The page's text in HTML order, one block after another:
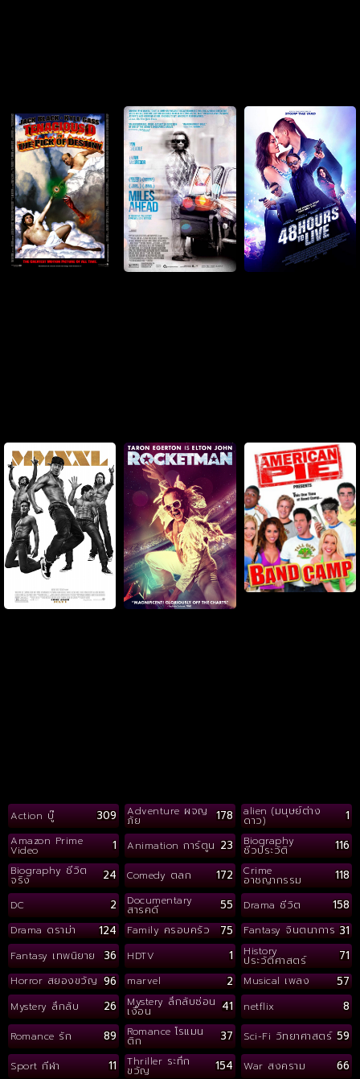
Action บู๊ 309 Adventure ผจญ
ภัย 178 alien (มนุษย์ต่าง
ดาว) 1
Amazon Prime
Video 1 Animation การ์ตูน 23 Biography
ชีวประวัติ 116
Biography ชีวิต
จริง 24 Comedy ตลก 172 Crime
อาชญากรรม 118
DC 2 Documentary
สารคดี 55 Drama ชีวิต 158
Drama ดราม่า 124 Family ครอบครัว 75 Fantasy จินตนาการ 31
Fantasy เทพนิยาย 36 HDTV 1 History
ประวัติศาสตร์ 71
Horror สยองขวัญ 96 marvel 2 Musical เพลง 57
Mystery ลึกลับ 26 Mystery ลึกลับซ่อน
เงื่อน 41 netflix 8
Romance รัก 89 Romance โรแมน
ติก 37 Sci-Fi วิทยาศาสตร์ 59
Sport กีฬา 11 Thriller ระทึก
ขวัญ 154 War สงคราม 66